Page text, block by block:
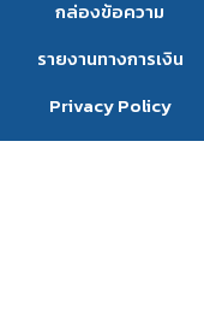
กล่องข้อความ
รายงานทางการเงิน
Privacy Policy